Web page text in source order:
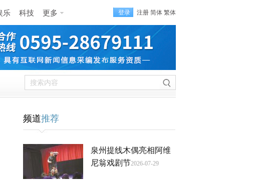
乐 科技 更多 登录 注册 简体 繁体
频道推荐
泉州提线木偶亮相阿维
尼翁戏剧节2026-07-29